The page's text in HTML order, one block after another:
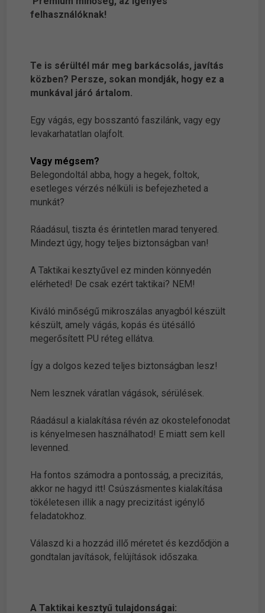
felhasználóknak!
Te is sérültél már meg barkácsolás, javítás
közben? Persze, sokan mondják, hogy ez a
munkával járó ártalom.
Egy vágás, egy bosszantó faszilánk, vagy egy
levakarhatatlan olajfolt.
Vagy mégsem?
Belegondoltál abba, hogy a hegek, foltok,
esetleges vérzés nélküli is befejezheted a
munkát?
Ráadásul, tiszta és érintetlen marad tenyered.
Mindezt úgy, hogy teljes biztonságban van!
A Taktikai kesztyűvel ez minden könnyedén
elérheted! De csak ezért taktikai? NEM!
Kiváló minőségű mikroszálas anyagból készült
készült, amely vágás, kopás és ütésálló
megerősített PU réteg ellátva.
Így a dolgos kezed teljes biztonságban lesz!
Nem lesznek váratlan vágások, sérülések.
Ráadásul a kialakítása révén az okostelefonodat
is kényelmesen használhatod! E miatt sem kell
levenned.
Ha fontos számodra a pontosság, a precizitás,
akkor ne hagyd itt! Csúszásmentes kialakítása
tökéletesen illik a nagy precizitást igénylő
feladatokhoz.
Válaszd ki a hozzád illő méretet és kezdődjön a
gondtalan javítások, felújítások időszaka.
A Taktikai kesztyű tulajdonságai: